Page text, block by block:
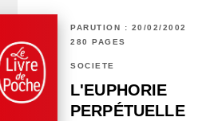
PARUTION : 20/02/2002
280 PAGES
SOCIÉTÉ
L'EUPHORIE
PERPÉTUELLE